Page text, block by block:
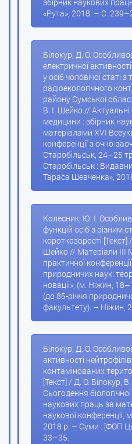
збірник наукових
«Рута», 2018. – С.
Білокур, Д. О.
електричної
у осіб чоловічої статі
радіоекологічного
району Сумської
В. І. Шейко // Актуальні
медицини : збірник
матеріалами XVІ
конференції з очно-
Старобільськ, 24–25
Старобільськ :
Тараса Шевченка»,
Колесник, Ю. І.
функцій осіб з різним
короткозорості [Текст]
Шейко // Матеріали ІІІ
практичної
природничих наук:
новації», (м. Ніжин,
(до 85-річчя
факультету). – Ніжин,
Білокур, Д. О.
активності
контамінованих
[Текст] / Д. О. Білокур,
Сьогодення
наукових праць за
наукової
2018 р. – Суми : [ФОП
33–35.